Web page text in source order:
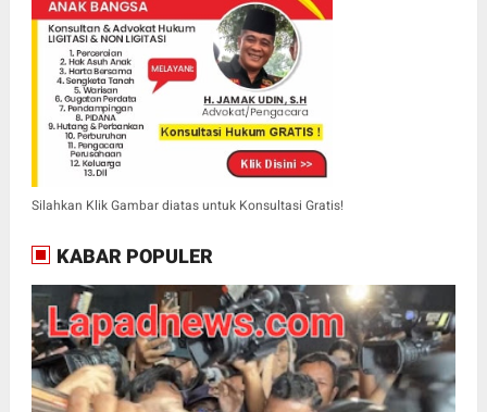
Silahkan Klik Gambar diatas untuk Konsultasi Gratis!
KABAR POPULER